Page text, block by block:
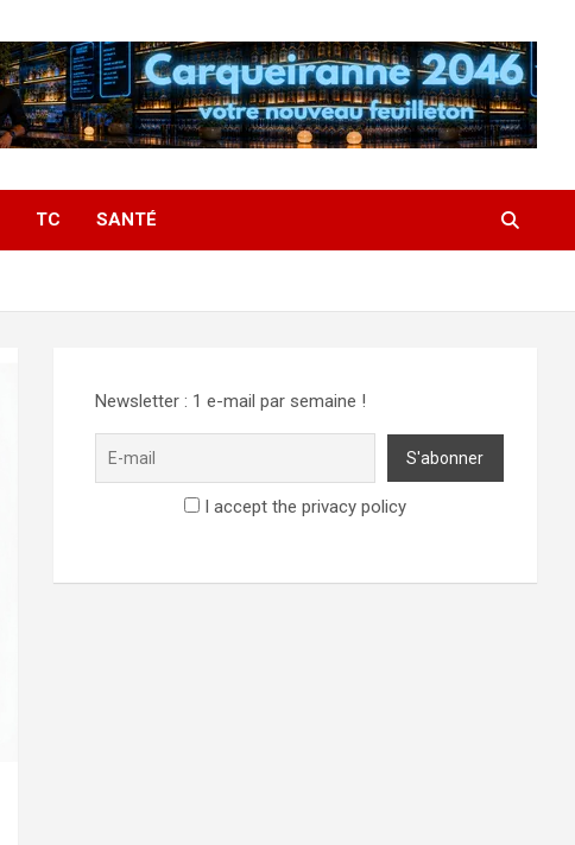
TC SANTÉ
Newsletter : 1 e-mail par semaine !
I accept the privacy policy